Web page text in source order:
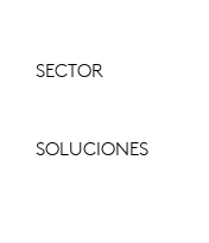
SECTOR
SOLUCIONES